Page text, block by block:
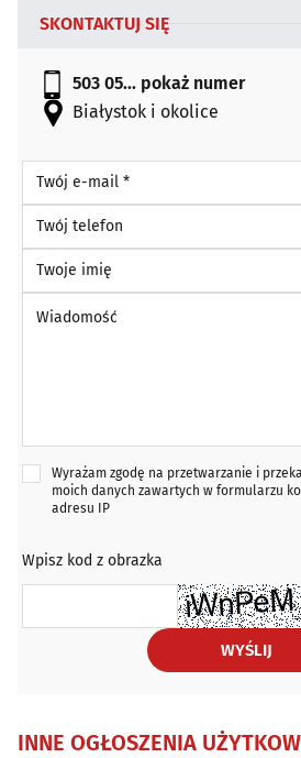
SKONTAKTUJ SIĘ
503 05... pokaż numer
Białystok i okolice
Twój e-mail *
Twój telefon
Twoje imię
Wyrażam zgodę na przetwarzanie i
moich danych zawartych w formularzu
adresu IP
Wpisz kod z obrazka
WYŚLIJ
INNE OGŁOSZENIA